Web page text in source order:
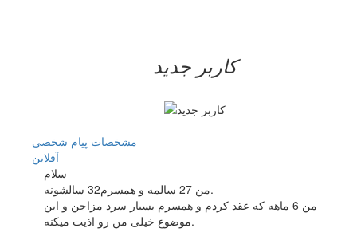
کاربر جدید
مشخصات پیام شخصی
آفلاين
سلام
من 27 سالمه و همسرم32 سالشونه.
من 6 ماهه که عقد کردم و همسرم بسیار سرد مزاجن و این
موضوع خیلی من رو اذیت میکنه.